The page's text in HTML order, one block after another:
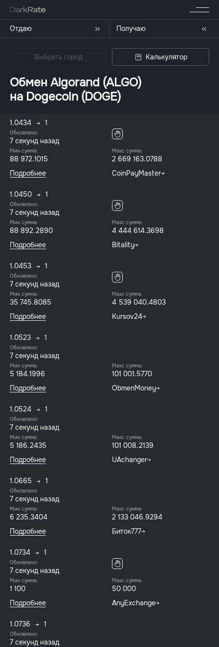
Отдаю Получаю
Выбрать город Калькулятор
Обмен Algorand (ALGO)
на Dogecoin (DOGE)
1.0434 1
Обновлено:
8 секунд назад
Мин сумма:
88 972.1015
Макс сумма:
2 669 163.0788
Подробнее
CoinPayMaster
1.0450 1
Обновлено:
8 секунд назад
Мин сумма:
88 892.2890
Макс сумма:
4 444 614.3698
Подробнее
Bitality
1.0453 1
Обновлено:
8 секунд назад
Мин сумма:
35 745.8085
Макс сумма:
4 539 040.4803
Подробнее
Kursov24
1.0523 1
Обновлено:
8 секунд назад
Мин сумма:
5 184.1996
Макс сумма:
101 001.5770
Подробнее
ObmenMoney
1.0524 1
Обновлено:
8 секунд назад
Мин сумма:
5 186.2435
Макс сумма:
101 008.2139
Подробнее
UAchanger
1.0665 1
Обновлено:
8 секунд назад
Мин сумма:
6 235.3404
Макс сумма:
2 133 046.9294
Подробнее
Биток777
1.0734 1
Обновлено:
8 секунд назад
Мин сумма:
1 100
Макс сумма:
50 000
Подробнее
AnyExchange
1.0736 1
Обновлено:
8 секунд назад